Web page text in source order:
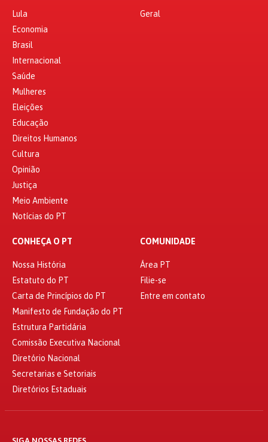
Lula
Economia
Brasil
Internacional
Saúde
Mulheres
Eleições
Educação
Direitos Humanos
Cultura
Opinião
Justiça
Meio Ambiente
Notícias do PT
Geral
CONHEÇA O PT
Nossa História
Estatuto do PT
Carta de Princípios do PT
Manifesto de Fundação do PT
Estrutura Partidária
Comissão Executiva Nacional
Diretório Nacional
Secretarias e Setoriais
Diretórios Estaduais
COMUNIDADE
Área PT
Filie-se
Entre em contato